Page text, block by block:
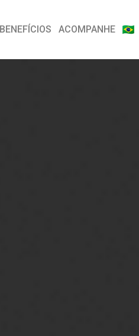
BENEFÍCIOS ACOMPANHE